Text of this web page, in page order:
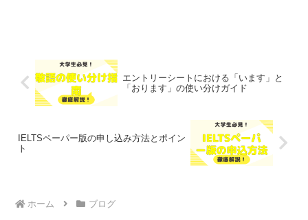
エントリーシートにおける「います」と
「おります」の使い分けガイド
IELTSペーパー版の申し込み方法とポイン
ト
ホーム ブログ